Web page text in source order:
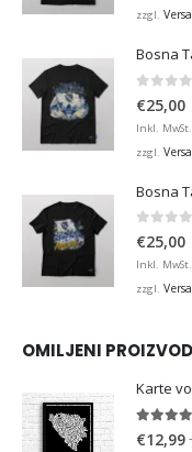
zzgl.
Bosna
€25,00
Inkl. MwSt.
zzgl.
Bosna
0 von 5
€25,00
Inkl. MwSt.
zzgl.
OMILJENI
Karte
€12,99